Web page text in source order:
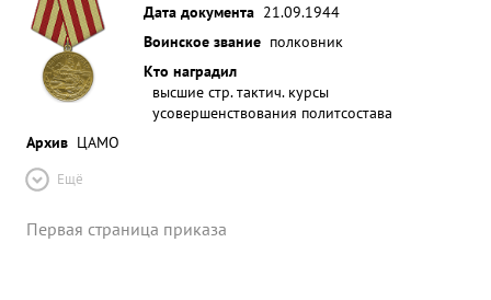
Дата документа 21.09.1944
Воинское звание полковник
Кто наградил
высшие стр. тактич. курсы
усовершенствования политсостава
Архив ЦАМО
Ещё
Первая страница приказа